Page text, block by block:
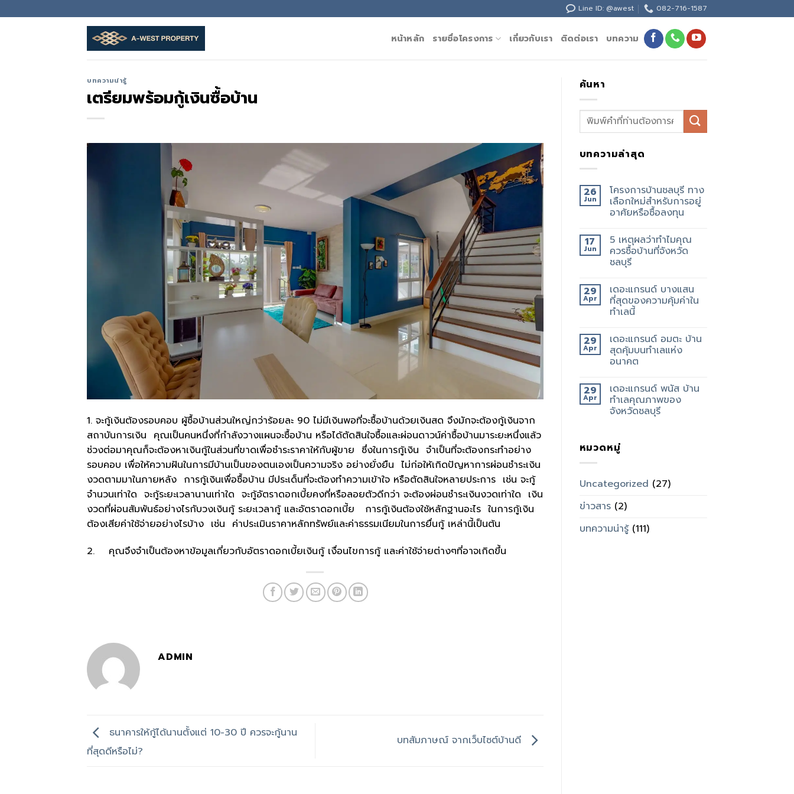
to
Line ID: @awest 082-716-1587
หน้าหลัก รายชื่อโครงการ เกี่ยวกับเรา ติดต่อเรา บทความ
บทความน่ารู้
เตรียมพร้อมกู้เงินซื้อบ้าน
1. จะกู้เงินต้องรอบคอบ ผู้ซื้อบ้านส่วนใหญ่กว่าร้อยละ 90 ไม่มีเงินพอที่จะซื้อบ้านด้วยเงินสด จึงมักจะต้องกู้เงินจาก
สถาบันการเงิน คุณเป็นคนหนึ่งที่กำลังวางแผนจะซื้อบ้าน หรือได้ตัดสินใจซื้อและผ่อนดาวน์ค่าซื้อบ้านมาระยะหนึ่งแล้ว
ช่วงต่อมาคุณก็จะต้องหาเงินกู้ในส่วนที่ขาดเพื่อชำระราคาให้กับผู้ขาย ซึ่งในการกู้เงิน จำเป็นที่จะต้องกระทำอย่าง
รอบคอบ เพื่อให้ความฝันในการมีบ้านเป็นของตนเองเป็นความจริง อย่างยั่งยืน ไม่ก่อให้เกิดปัญหาการผ่อนชำระเงิน
งวดตามมาในภายหลัง การกู้เงินเพื่อซื้อบ้าน มีประเด็นที่จะต้องทำความเข้าใจ หรือตัดสินใจหลายประการ เช่น จะกู้
จำนวนเท่าใด จะกู้ระยะเวลานานเท่าใด จะกู้อัตราดอกเบี้ยคงที่หรือลอยตัวดีกว่า จะต้องผ่อนชำระเงินงวดเท่าใด เงิน
งวดที่ผ่อนสัมพันธ์อย่างไรกับวงเงินกู้ ระยะเวลากู้ และอัตราดอกเบี้ย การกู้เงินต้องใช้หลักฐานอะไร ในการกู้เงิน
ต้องเสียค่าใช้จ่ายอย่างไรบ้าง เช่น ค่าประเมินราคาหลักทรัพย์และค่าธรรมเนียมในการยื่นกู้ เหล่านี้เป็นต้น
2. คุณจึงจำเป็นต้องหาข้อมูลเกี่ยวกับอัตราดอกเบี้ยเงินกู้ เงื่อนไขการกู้ และค่าใช้จ่ายต่างๆที่อาจเกิดขึ้น
ADMIN
ธนาคารให้กู้ได้นานตั้งแต่ 10-30 ปี ควรจะกู้นาน
ที่สุดดีหรือไม่?
บทสัมภาษณ์ จากเว็บไซต์บ้านดี
ค้นหา
บทความล่าสุด
26
Jun
โครงการบ้านชลบุรี ทาง
เลือกใหม่สำหรับการอยู่
อาศัยหรือซื้อลงทุน
17
Jun
5 เหตุผลว่าทำไมคุณ
ควรซื้อบ้านที่จังหวัด
ชลบุรี
29
Apr
เดอะแกรนด์ บางแสน
ที่สุดของความคุ้มค่าใน
ทำเลนี้
29
Apr
เดอะแกรนด์ อมตะ บ้าน
สุดคุ้มบนทำเลแห่ง
อนาคต
29
Apr
เดอะแกรนด์ พนัส บ้าน
ทำเลคุณภาพของ
จังหวัดชลบุรี
หมวดหมู่
Uncategorized (27)
ข่าวสาร(2)
บทความน่ารู้(111)